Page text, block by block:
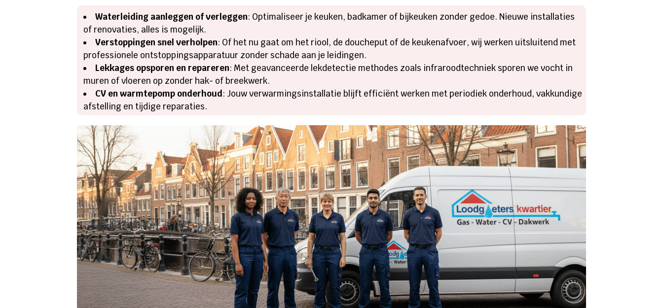
Waterleiding aanleggen of verleggen: Optimaliseer je keuken, badkamer of bijkeuken zonder gedoe. Nieuwe installaties
of renovaties, alles is mogelijk.
Verstoppingen snel verholpen: Of het nu gaat om het riool, de doucheput of de keukenafvoer, wij werken uitsluitend met
professionele ontstoppingsapparatuur zonder schade aan je leidingen.
Lekkages opsporen en repareren: Met geavanceerde lekdetectie methodes zoals infraroodtechniek sporen we vocht in
muren of vloeren op zonder hak- of breekwerk.
CV en warmtepomp onderhoud: Jouw verwarmingsinstallatie blijft efficiënt werken met periodiek onderhoud, vakkundige
afstelling en tijdige reparaties.